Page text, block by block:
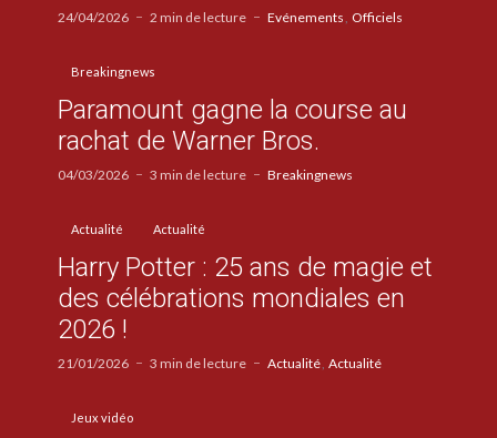
24/04/2026 2 min de lecture Evénements Officiels
Breakingnews
Paramount gagne la course au
rachat de Warner Bros.
04/03/2026 3 min de lecture Breakingnews
Actualité Actualité
Harry Potter : 25 ans de magie et
des célébrations mondiales en
2026 !
21/01/2026 3 min de lecture Actualité Actualité
Jeux vidéo